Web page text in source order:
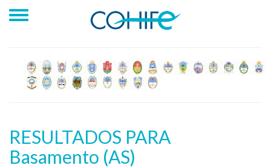
RESULTADOS PARA
Basamento (AS)